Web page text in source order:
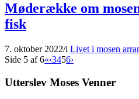
Møderække om
fisk
7. oktober 2022/i Livet i mosen
Side 5 af 6«‹3456›
Utterslev Moses Venner